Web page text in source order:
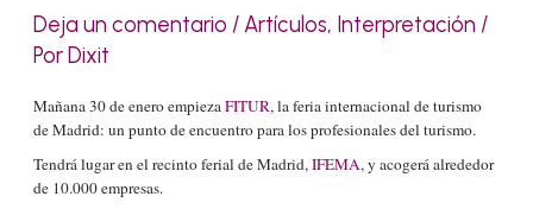
Deja un comentario /Artículos, Interpretación /
Por Dixit
Mañana 30 de enero empiezaFITUR, la feria internacional de turismo
de Madrid: un punto de encuentro para los profesionales del turismo.
Tendrá lugar en el recinto ferial de Madrid,IFEMA, y acogerá alrededor
de 10.000 empresas.